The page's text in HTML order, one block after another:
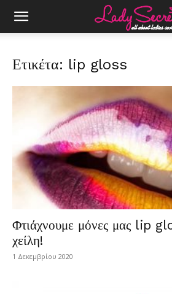
Ετικέτα: lip gloss
Φτιάχνουμε μόνες μας lip
χείλη!
1 Δεκεμβρίου 2020